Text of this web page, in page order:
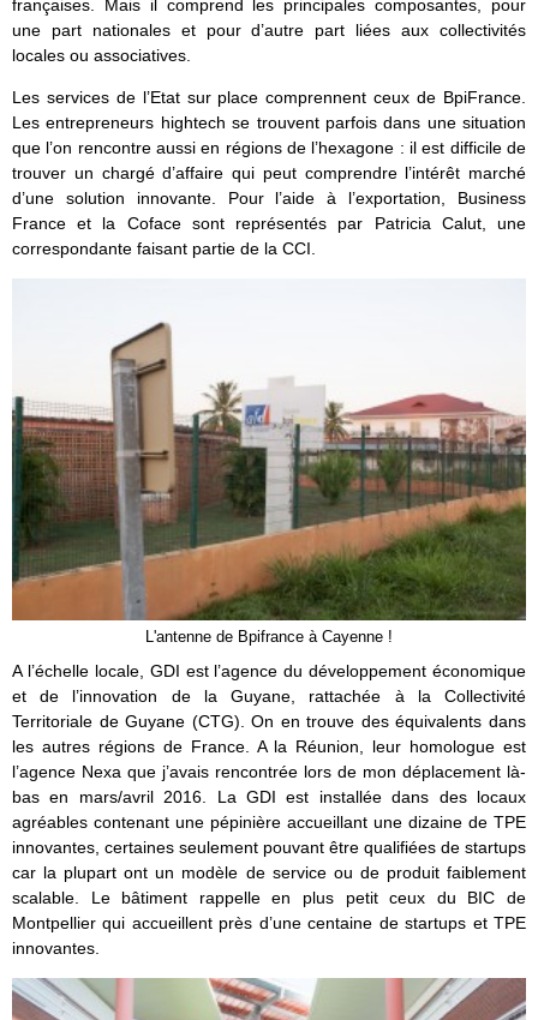
françaises. Mais il comprend les principales composantes, pour
une part nationales et pour d’autre part liées aux collectivités
locales ou associatives.
Les services de l’Etat sur place comprennent ceux de BpiFrance.
Les entrepreneurs hightech se trouvent parfois dans une situation
que l’on rencontre aussi en régions de l’hexagone : il est difficile de
trouver un chargé d’affaire qui peut comprendre l’intérêt marché
d’une solution innovante. Pour l’aide à l’exportation, Business
France et la Coface sont représentés par Patricia Calut, une
correspondante faisant partie de la CCI.
L'antenne de Bpifrance à Cayenne !
A l’échelle locale, GDI est l’agence du développement économique
et de l’innovation de la Guyane, rattachée à la Collectivité
Territoriale de Guyane (CTG). On en trouve des équivalents dans
les autres régions de France. A la Réunion, leur homologue est
l’agence Nexa que j’avais rencontrée lors de mon déplacement là-
bas en mars/avril 2016. La GDI est installée dans des locaux
agréables contenant une pépinière accueillant une dizaine de TPE
innovantes, certaines seulement pouvant être qualifiées de startups
car la plupart ont un modèle de service ou de produit faiblement
scalable. Le bâtiment rappelle en plus petit ceux du BIC de
Montpellier qui accueillent près d’une centaine de startups et TPE
innovantes.